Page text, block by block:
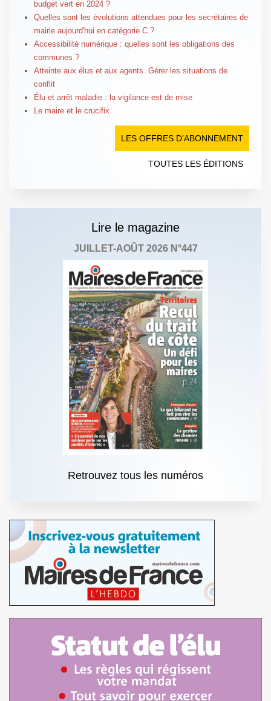
budget vert en 2024 ?
Quelles sont les évolutions attendues pour les secrétaires de
mairie aujourd'hui en catégorie C ?
Accessibilité numérique : quelles sont les obligations des
communes ?
Atteinte aux élus et aux agents. Gérer les situations de
conflit
Élu et arrêt maladie : la vigilance est de mise
Le maire et le crucifix
LES OFFRES D’ABONNEMENT
TOUTES LES ÉDITIONS
Lire le magazine
JUILLET-AOÛT 2026 N°447
Retrouvez tous les numéros